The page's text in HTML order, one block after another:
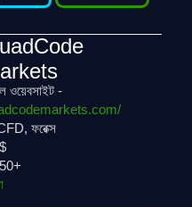
ওয়েবসাইট -
ফরেক্স